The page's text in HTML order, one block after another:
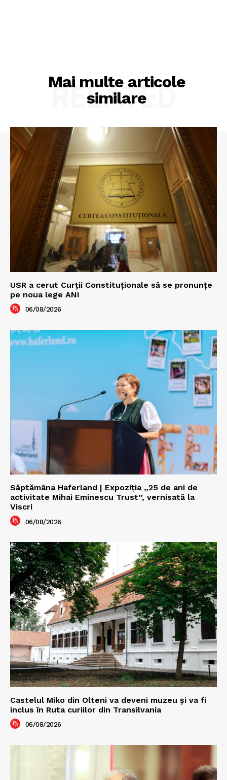
Mai multe articole
similare
RELATED
USR a cerut Curții Constituționale să se pronunțe
pe noua lege ANI
06/08/2026
Săptămâna Haferland | Expoziţia „25 de ani de
activitate Mihai Eminescu Trust”, vernisată la
Viscri
06/08/2026
Castelul Miko din Olteni va deveni muzeu şi va fi
inclus în Ruta curiilor din Transilvania
06/08/2026